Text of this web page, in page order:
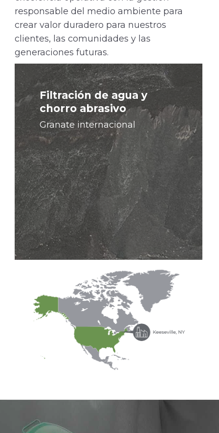
responsable del medio ambiente para
crear valor duradero para nuestros
clientes, las comunidades y las
generaciones futuras.
Filtración de agua y
chorro abrasivo
Granate internacional